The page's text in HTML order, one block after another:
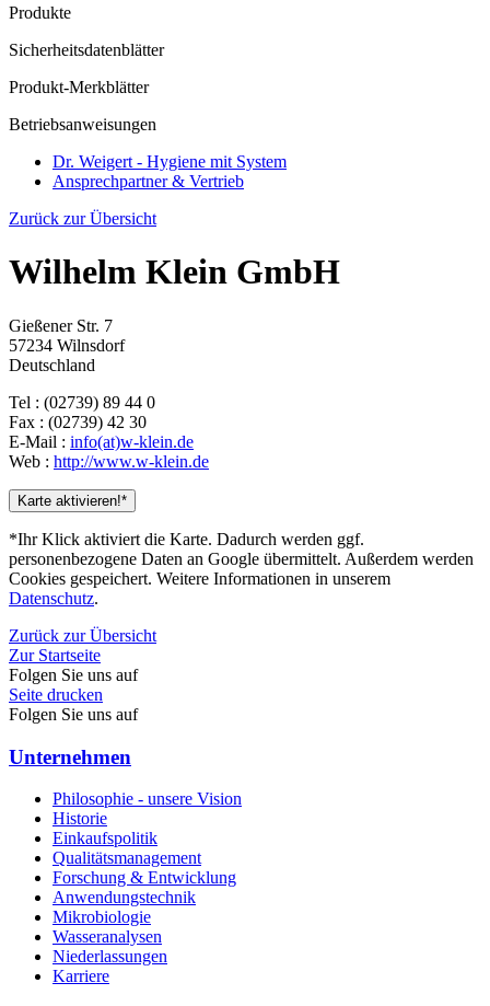
Produkte
Sicherheitsdatenblätter
Produkt-Merkblätter
Betriebsanweisungen
Dr. Weigert - Hygiene mit System
Ansprechpartner & Vertrieb
Zurück zur Übersicht
Wilhelm Klein GmbH
Gießener Str. 7
57234 Wilnsdorf
Deutschland
Tel : (02739) 89 44 0
Fax : (02739) 42 30
E-Mail : info(at)w-klein.de
Web : http://www.w-klein.de
Karte aktivieren!*
*Ihr Klick aktiviert die Karte. Dadurch werden ggf.
personenbezogene Daten an Google übermittelt. Außerdem werden
Cookies gespeichert. Weitere Informationen in unserem
Datenschutz.
Zurück zur Übersicht
Zur Startseite
Folgen Sie uns auf
Seite drucken
Folgen Sie uns auf
Unternehmen
Philosophie - unsere Vision
Historie
Einkaufspolitik
Qualitätsmanagement
Forschung & Entwicklung
Anwendungstechnik
Mikrobiologie
Wasseranalysen
Niederlassungen
Karriere